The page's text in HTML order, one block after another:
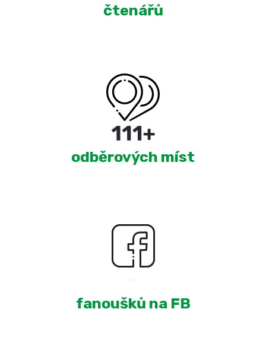
čtenářů
180+
odběrových míst
fanoušků na FB